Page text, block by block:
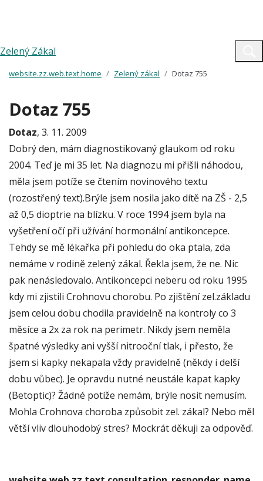
Zelený Zákal
website.zz.web.text.home Zelený zákal Dotaz 755
Dotaz 755
Dotaz, 3. 11. 2009
Dobrý den, mám diagnostikovaný glaukom od roku
2004. Teď je mi 35 let. Na diagnozu mi přišli náhodou,
měla jsem potíže se čtením novinového textu
(rozostřený text).Brýle jsem nosila jako dítě na ZŠ - 2,5
až 0,5 dioptrie na blízku. V roce 1994 jsem byla na
vyšetření očí při užívání hormonální antikoncepce.
Tehdy se mě lékařka při pohledu do oka ptala, zda
nemáme v rodině zelený zákal. Řekla jsem, že ne. Nic
pak nenásledovalo. Antikoncepci neberu od roku 1995
kdy mi zjistili Crohnovu chorobu. Po zjištění zel.základu
jsem celou dobu chodila pravidelně na kontroly co 3
měsíce a 2x za rok na perimetr. Nikdy jsem neměla
špatné výsledky ani vyšší nitrooční tlak, i přesto, že
jsem si kapky nekapala vždy pravidelně (někdy i delší
dobu vůbec). Je opravdu nutné neustále kapat kapky
(Betoptic)? Žádné potíže nemám, brýle nosit nemusím.
Mohla Crohnova choroba způsobit zel. zákal? Nebo měl
větší vliv dlouhodobý stres? Mockrát děkuji za odpověď.